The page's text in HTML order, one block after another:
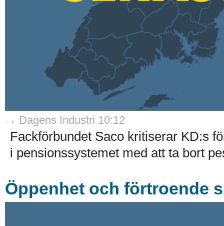
→ Dagens Industri 10:12
Fackförbundet Saco kritiserar KD:s
i pensionssystemet med att ta bort
Öppenhet och förtroende